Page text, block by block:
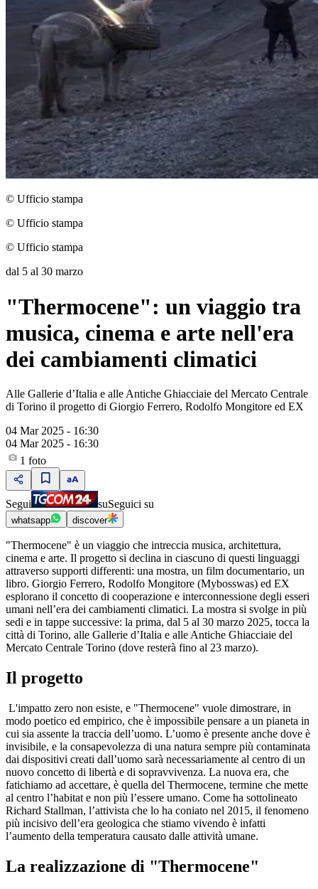
© Ufficio stampa
© Ufficio stampa
© Ufficio stampa
dal 5 al 30 marzo
"Thermocene": un viaggio tra
musica, cinema e arte nell'era
dei cambiamenti climatici
Alle Gallerie d’Italia e alle Antiche Ghiacciaie del Mercato Centrale
di Torino il progetto di Giorgio Ferrero, Rodolfo Mongitore ed EX
04 Mar 2025 - 16:30
04 Mar 2025 - 16:30
1 foto
Segui suSeguici su
whatsapp discover
"Thermocene" è un viaggio che intreccia musica, architettura,
cinema e arte. Il progetto si declina in ciascuno di questi linguaggi
attraverso supporti differenti: una mostra, un film documentario, un
libro. Giorgio Ferrero, Rodolfo Mongitore (Mybosswas) ed EX
esplorano il concetto di cooperazione e interconnessione degli esseri
umani nell’era dei cambiamenti climatici. La mostra si svolge in più
sedi e in tappe successive: la prima, dal 5 al 30 marzo 2025, tocca la
città di Torino, alle Gallerie d’Italia e alle Antiche Ghiacciaie del
Mercato Centrale Torino (dove resterà fino al 23 marzo).
Il progetto
L'impatto zero non esiste, e "Thermocene" vuole dimostrare, in
modo poetico ed empirico, che è impossibile pensare a un pianeta in
cui sia assente la traccia dell’uomo. L’uomo è presente anche dove è
invisibile, e la consapevolezza di una natura sempre più contaminata
dai dispositivi creati dall’uomo sarà necessariamente al centro di un
nuovo concetto di libertà e di sopravvivenza. La nuova era, che
fatichiamo ad accettare, è quella del Thermocene, termine che mette
al centro l’habitat e non più l’essere umano. Come ha sottolineato
Richard Stallman, l’attivista che lo ha coniato nel 2015, il fenomeno
più incisivo dell’era geologica che stiamo vivendo è infatti
l’aumento della temperatura causato dalle attività umane.
La realizzazione di "Thermocene"